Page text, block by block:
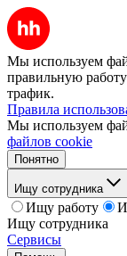
Мы используем
правильную
трафик.
Правила
Мы используем
файлов cookie
Понятно
Ищу сотрудника
Ищу работу
Ищу сотрудника
Сервисы